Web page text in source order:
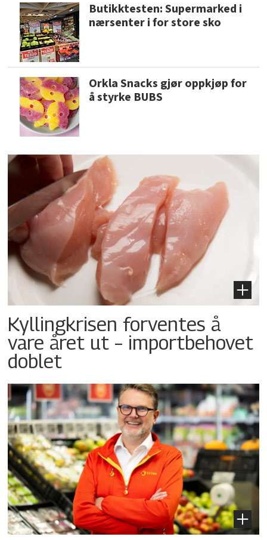
Butikktesten: Supermarked i
nærsenter i for store sko
Orkla Snacks gjør oppkjøp for
å styrke BUBS
Kyllingkrisen forventes å
vare året ut – importbehovet
doblet